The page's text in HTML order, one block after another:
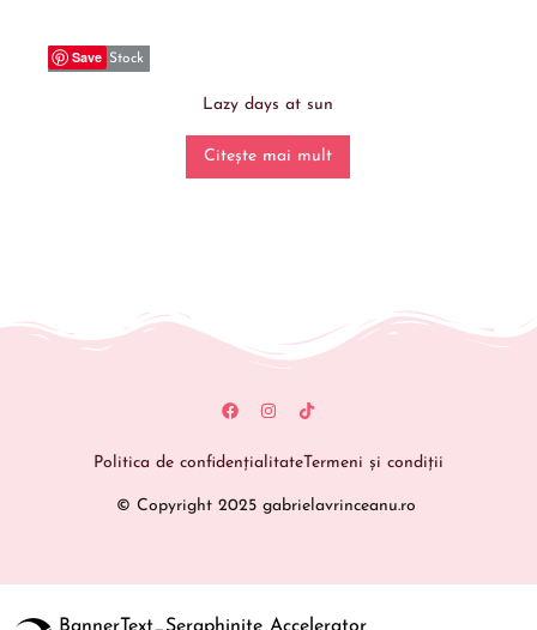
Save
Out Of Stock
Lazy days at sun
Citește mai mult
Politica de confidențialitateTermeni și condiții
© Copyright 2025 gabrielavrinceanu.ro